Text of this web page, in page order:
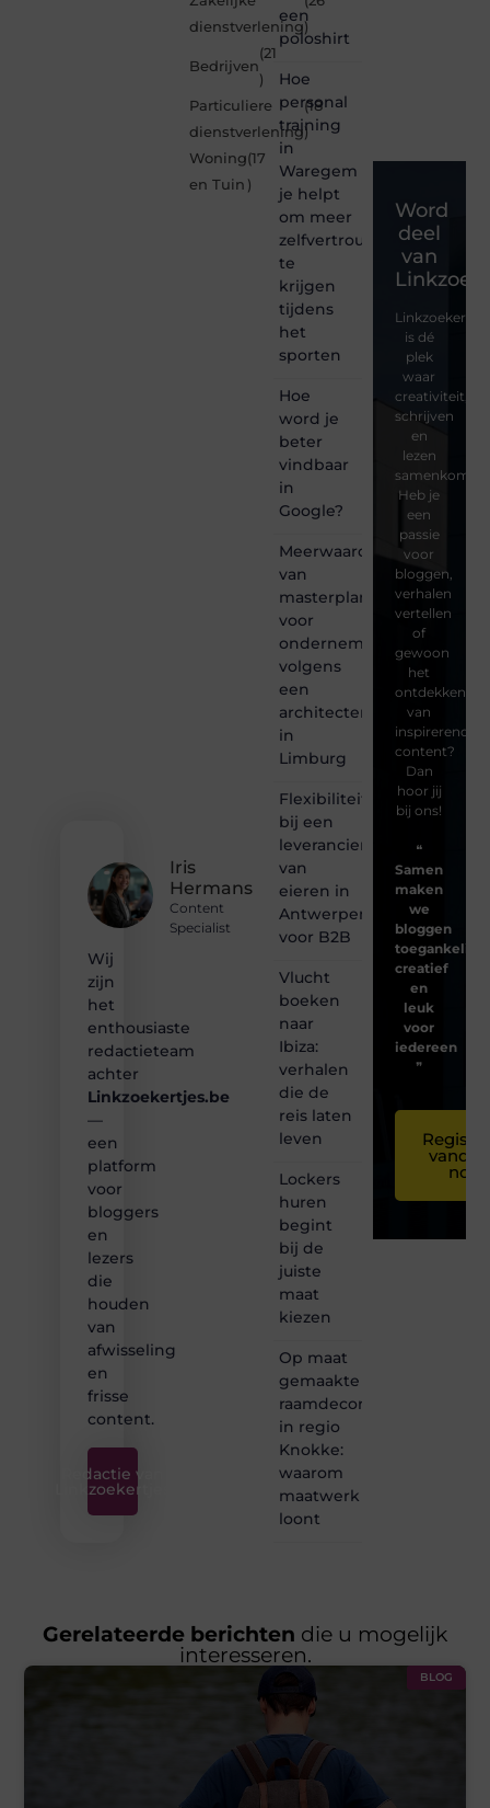
Iris
Hermans
Content
Specialist
Wij
zijn
het
enthousiaste
redactieteam
achter
Linkzoekertjes.be
—
een
platform
voor
bloggers
en
lezers
die
houden
van
afwisseling
en
frisse
content.
Redactie van
Linkzoekertjes
dienstverlening)
Bedrijven
(21
)
Particuliere
dienstverlening
(18
)
Woning
en Tuin
(17
)
een
poloshirt
Hoe
personal
training
in
Waregem
je helpt
om meer
zelfvertrouwen
te
krijgen
tijdens
het
sporten
Hoe
word je
beter
vindbaar
in
Google?
Meerwaarde
van
masterplanning
voor
ondernemingen
volgens
een
architectenbureau
in
Limburg
Flexibiliteit
bij een
leverancier
van
eieren in
Antwerpen
voor B2B
Vlucht
boeken
naar
Ibiza:
verhalen
die de
reis laten
leven
Lockers
huren
begint
bij de
juiste
maat
kiezen
Op maat
gemaakte
raamdecoratie
in regio
Knokke:
waarom
maatwerk
loont
Word
deel
van
is dé
plek
waar
creativiteit,
schrijven
en
lezen
samenkomen.
Heb je
een
passie
voor
bloggen,
verhalen
vertellen
of
gewoon
het
ontdekken
van
inspirerende
content?
Dan
hoor jij
bij ons!
❝
Samen
maken
we
bloggen
toegankelijk,
creatief
en
leuk
voor
iedereen
❞
nog
Gerelateerde berichten die u mogelijk
interesseren.
BLOG